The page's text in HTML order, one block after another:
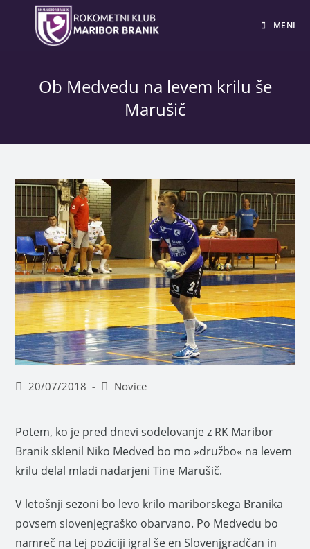
MENI
Ob Medvedu na levem krilu še
Marušič
20/07/2018 Novice
Potem, ko je pred dnevi sodelovanje z RK Maribor
Branik sklenil Niko Medved bo mo »družbo« na levem
krilu delal mladi nadarjeni Tine Marušič.
V letošnji sezoni bo levo krilo mariborskega Branika
povsem slovenjegraško obarvano. Po Medvedu bo
namreč na tej poziciji igral še en Slovenjgradčan in